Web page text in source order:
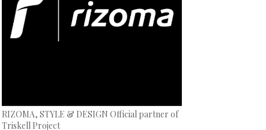
RIZOMA, STYLE & DESIGN Official partner of
Triskell Project